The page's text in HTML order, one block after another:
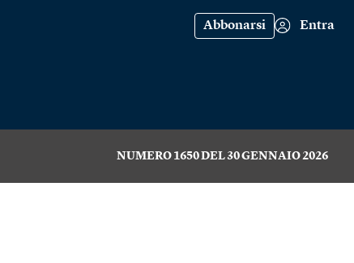
Abbonarsi Entra
NUMERO 1650 DEL 30 GENNAIO 2026